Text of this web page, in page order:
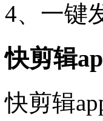
4、一键
快剪辑
快剪辑